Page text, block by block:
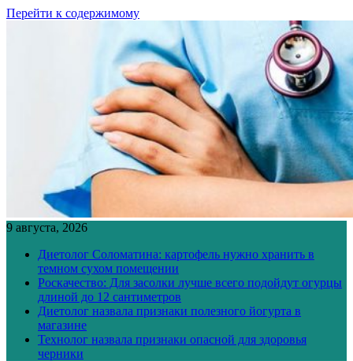
Перейти к содержимому
9 августа, 2026
Диетолог Соломатина: картофель нужно хранить в
темном сухом помещении
Роскачество: Для засолки лучше всего подойдут огурцы
длиной до 12 сантиметров
Диетолог назвала признаки полезного йогурта в
магазине
Технолог назвала признаки опасной для здоровья
черники